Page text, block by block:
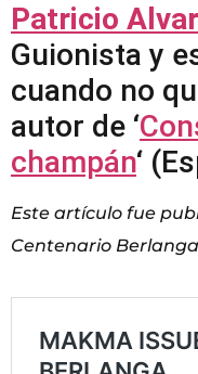
Patricio
Guionista y
cuando no
autor de ‘
champán‘
Este artículo fue
Centenario Berlanga